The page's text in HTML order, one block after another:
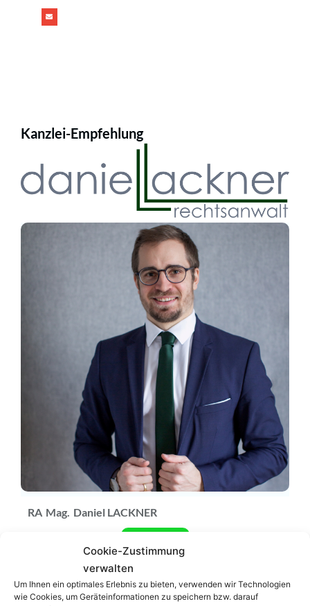
Cookie-Zustimmung
verwalten
Um Ihnen ein optimales Erlebnis zu bieten, verwenden wir Technologien
wie Cookies, um Geräteinformationen zu speichern bzw. darauf
Kanzlei-Empfehlung
RA Mag. Daniel LACKNER
Podcast